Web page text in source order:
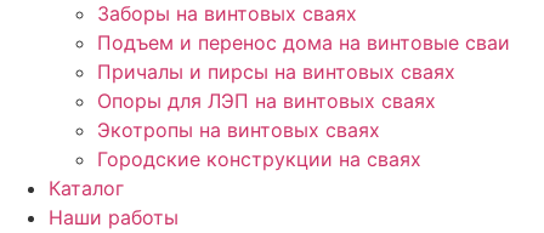
Заборы на винтовых сваях
Подъем и перенос дома на винтовые сваи
Причалы и пирсы на винтовых сваях
Опоры для ЛЭП на винтовых сваях
Экотропы на винтовых сваях
Городские конструкции на сваях
Каталог
Наши работы